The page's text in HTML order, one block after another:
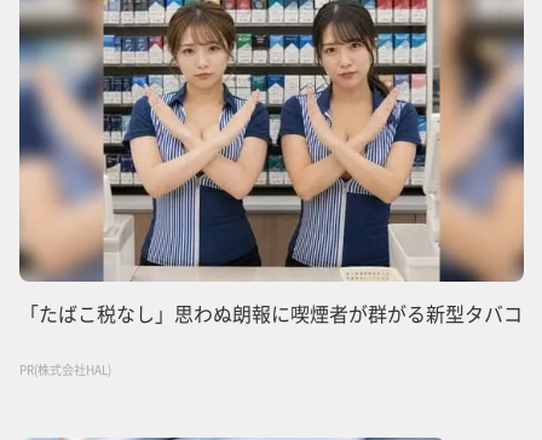
「たばこ税なし」思わぬ朗報に喫煙者が群がる新型タバコ
PR(株式会社HAL)